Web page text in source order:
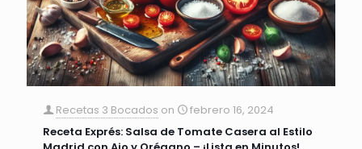
Recetas 3 Bocados on
febrero 16, 2024
Receta Exprés: Salsa de Tomate Casera al Estilo